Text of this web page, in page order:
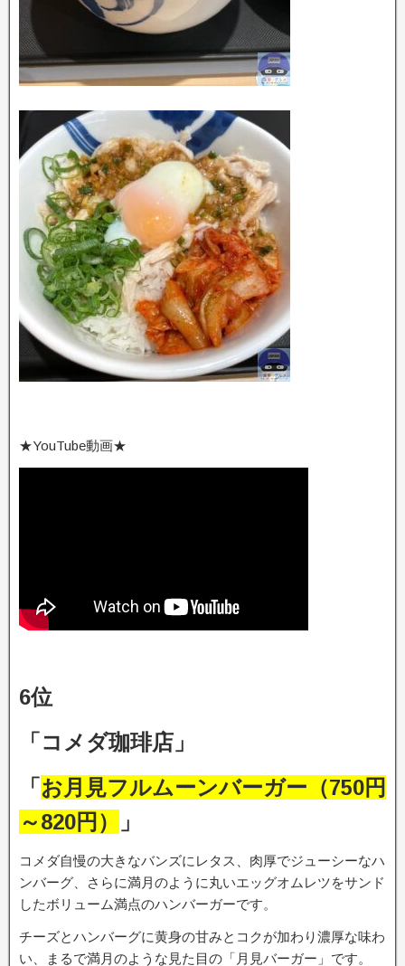
★YouTube動画★
6位
「コメダ珈琲店」
「 お月見フルムーンバーガー（750円
～820円）
」
コメダ自慢の大きなバンズにレタス、肉厚でジューシーなハ
ンバーグ、さらに満月のように丸いエッグオムレツをサンド
したボリューム満点のハンバーガーです。
チーズとハンバーグに黄身の甘みとコクが加わり濃厚な味わ
い、まるで満月のような見た目の「月見バーガー」です。